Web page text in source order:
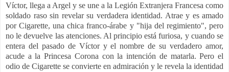
Víctor, llega a Argel y se une a la Legión Extranjera Francesa como
soldado raso sin revelar su verdadera identidad. Atrae y es amado
por Cigarette, una chica franco-árabe y "hija del regimiento", pero
no le devuelve las atenciones. Al principio está furiosa, y cuando se
entera del pasado de Víctor y el nombre de su verdadero amor,
acude a la Princesa Corona con la intención de matarla. Pero el
odio de Cigarette se convierte en admiración y le revela la identidad